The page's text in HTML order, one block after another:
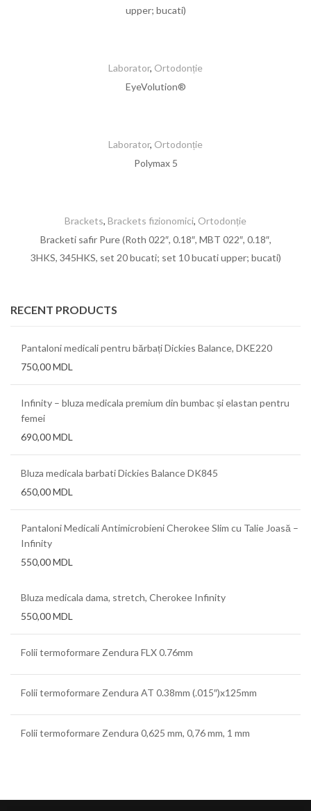
upper; bucati)
Laborator, Ortodonție
EyeVolution®
Laborator, Ortodonție
Polymax 5
Brackets, Brackets fizionomici, Ortodonție
Bracketi safir Pure (Roth 022″, 0.18″, MBT 022″, 0.18″,
3HKS, 345HKS, set 20 bucati; set 10 bucati upper; bucati)
RECENT PRODUCTS
Pantaloni medicali pentru bărbați Dickies Balance, DKE220
750,00MDL
Infinity – bluza medicala premium din bumbac și elastan pentru
femei
690,00MDL
Bluza medicala barbati Dickies Balance DK845
650,00MDL
Pantaloni Medicali Antimicrobieni Cherokee Slim cu Talie Joasă –
Infinity
550,00MDL
Bluza medicala dama, stretch, Cherokee Infinity
550,00MDL
Folii termoformare Zendura FLX 0.76mm
Folii termoformare Zendura AT 0.38mm (.015″)x125mm
Folii termoformare Zendura 0,625 mm, 0,76 mm, 1 mm